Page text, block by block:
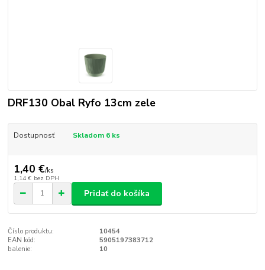
DRF130 Obal Ryfo 13cm zele
Dostupnosť Skladom 6 ks
1,40 €/ks
1,14 € bez DPH
Pridať do košíka
Číslo produktu:
10454
EAN kód:
5905197383712
balenie:
10